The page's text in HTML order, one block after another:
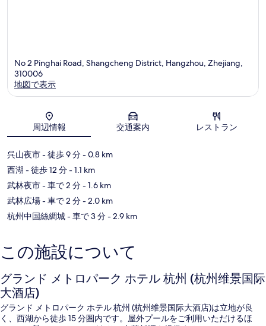
No 2 Pinghai Road, Shangcheng District, Hangzhou, Zhejiang,
310006
地図で表示
周辺情報 交通案内 レストラン
呉山夜市- 徒歩 9 分- 0.8 km
西湖 - 徒歩 12 分- 1.1 km
武林夜市- 車で 2 分- 1.6 km
武林広場- 車で 2 分- 2.0 km
杭州中国絲綢城- 車で 3 分- 2.9 km
この施設について
グランド メトロパーク ホテル 杭州 (杭州维景国际
大酒店)
グランド メトロパーク ホテル 杭州 (杭州维景国际大酒店)は立地が良
く、西湖から徒歩 15 分圏内です。屋外プールをご利用いただけるほ